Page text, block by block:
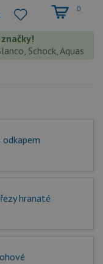
0
Schock,
odkapem
hranaté